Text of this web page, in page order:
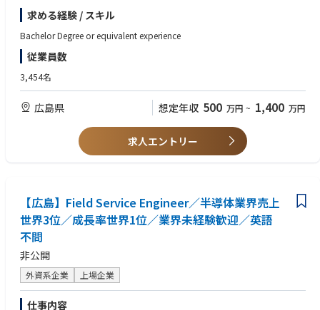
ication with customer.
(8) Support Japan region for more than 5 year, expecting 10 years over.
・半導体製造プロセスの立ち上げ、開発、最適化
・製品品質および信頼性の向上
・歩留まり改善
・コスト削減
・生産性向上
・リスクマネジメント
・製造ラインで発生する問題の解決
また、故障解析（Failure Analysis）、FMEA（故障モード影響解析）、8D
特定・診断・解決を行います。
新規プロセスのベースライン認定（Qualification）を担当する
材料サプライヤーの管理・監査・連携を行い、品質、コスト、リスク管理
の目標達成を支援する
また、研究開発部門（R&D）、海外拠点、サプライヤーと協力しながら、
論理的かつ効果的なアプローチで技術課題の解決に取り組みます。
プロジェクト推進のために、英語または日本語でのコミュニケーション能
力があることが望まれます。
求める経験 / スキル
Bachelor Degree or equivalent experience
従業員数
3,454名
広島県 想定年収 500 万円 ~ 1,400 万円
求人エントリー
【広島】Field Service Engineer／半導体業界売上
世界3位／成長率世界1位／業界未経験歓迎／英語
不問
非公開
外資系企業 上場企業
仕事内容